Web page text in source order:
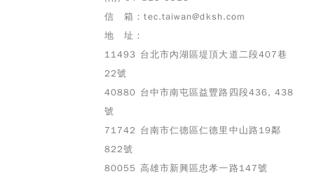
信 箱：tec.taiwan@dksh.com
地 址：
11493 台北市內湖區堤頂大道二段407巷
22號
40880 台中市南屯區益豐路四段436, 438
號
71742 台南市仁德區仁德里中山路19鄰
822號
80055 高雄市新興區忠孝一路147號